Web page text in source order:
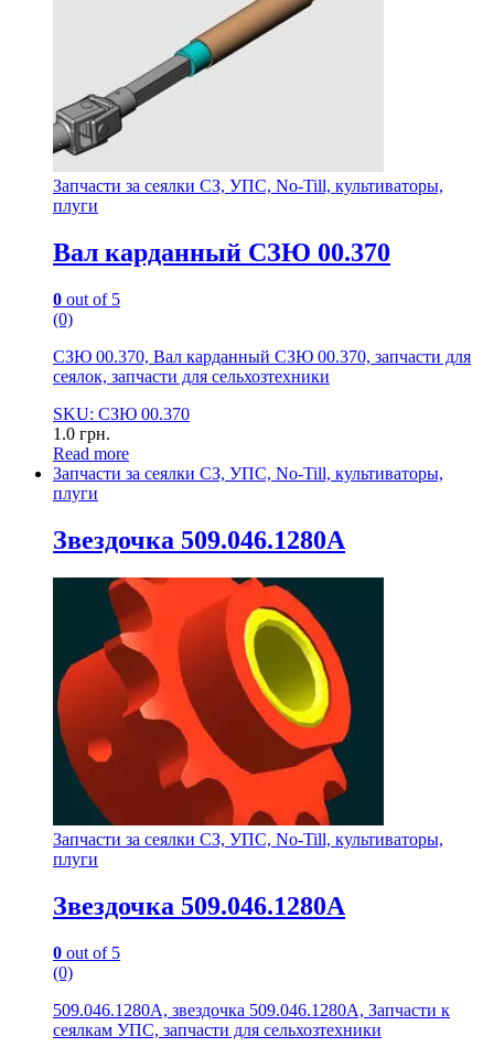
Запчасти за сеялки СЗ, УПС, No-Till, культиваторы,
плуги
Вал карданный СЗЮ 00.370
0 out of 5
(0)
СЗЮ 00.370, Вал карданный СЗЮ 00.370, запчасти для
сеялок, запчасти для сельхозтехники
SKU: СЗЮ 00.370
1.0 грн.
Read more
Запчасти за сеялки СЗ, УПС, No-Till, культиваторы,
плуги
Звездочка 509.046.1280А
Запчасти за сеялки СЗ, УПС, No-Till, культиваторы,
плуги
Звездочка 509.046.1280А
0 out of 5
(0)
509.046.1280А, звездочка 509.046.1280А, Запчасти к
сеялкам УПС, запчасти для сельхозтехники